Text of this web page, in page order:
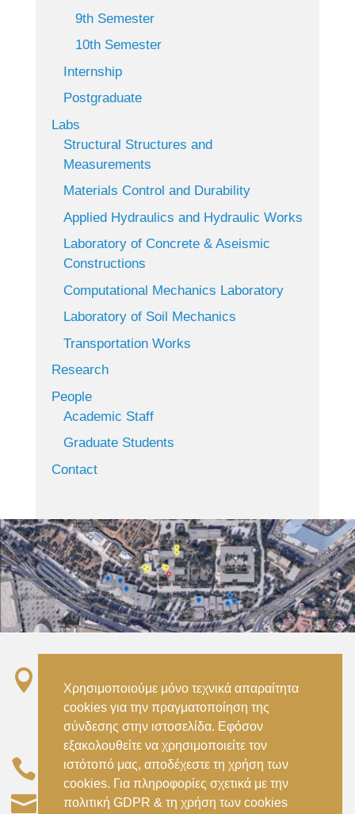
9th Semester
10th Semester
Internship
Postgraduate
Labs
Structural Structures and
Measurements
Materials Control and Durability
Applied Hydraulics and Hydraulic Works
Laboratory of Concrete & Aseismic
Constructions
Computational Mechanics Laboratory
Laboratory of Soil Mechanics
Transportation Works
Research
People
Academic Staff
Graduate Students
Contact

Αττικής –
Metro ISAP – Irini Station, 15122, Marousi
Attica
 (+30) 210 2896738–(+30) 210 2896739
 civil@aspete.gr
Χρησιμοποιούμε μόνο τεχνικά απαραίτητα
cookies για την πραγματοποίηση της
σύνδεσης στην ιστοσελίδα. Εφόσον
εξακολουθείτε να χρησιμοποιείτε τον
ιστότοπό μας, αποδέχεστε τη χρήση των
cookies. Για πληροφορίες σχετικά με την
πολιτική GDPR & τη χρήση των cookies